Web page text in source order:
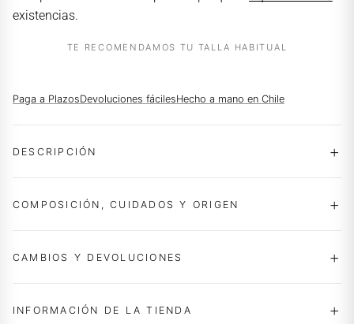
existencias.
TE RECOMENDAMOS TU TALLA HABITUAL
Paga a PlazosDevoluciones fácilesHecho a mano en Chile
DESCRIPCIÓN
COMPOSICIÓN, CUIDADOS Y ORIGEN
CAMBIOS Y DEVOLUCIONES
INFORMACIÓN DE LA TIENDA